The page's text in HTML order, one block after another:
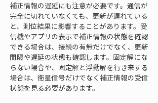
補正情報の遅延にも注意が必要です。通信が
完全に切れていなくても、更新が遅れている
と、測位結果に影響することがあります。受
信機やアプリの表示で補正情報の状態を確認
できる場合は、接続の有無だけでなく、更新
間隔や遅延の状態も確認します。固定解にな
らない場合や、固定解と浮動解を行き来する
場合は、衛星信号だけでなく補正情報の受信
状態を見る必要があります。